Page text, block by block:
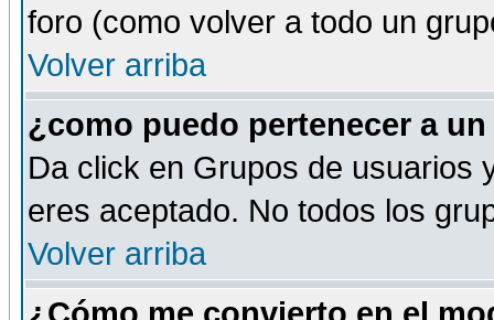
foro (como volver a todo un
Volver arriba
¿como puedo pertenecer a
Da click en Grupos de usuarios
eres aceptado. No todos los
Volver arriba